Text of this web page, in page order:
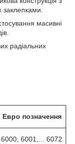
заклепками.
масивні
радіальних
Евро позначення
6000, 6001,... 6072